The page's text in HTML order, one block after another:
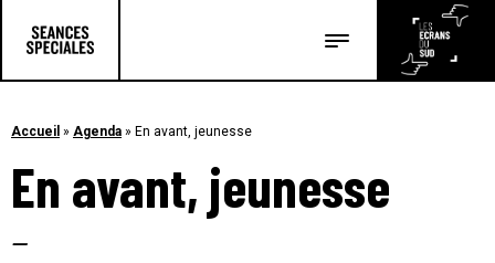
Les articles
Accueil » Agenda » En avant, jeunesse
En avant, jeunesse
–